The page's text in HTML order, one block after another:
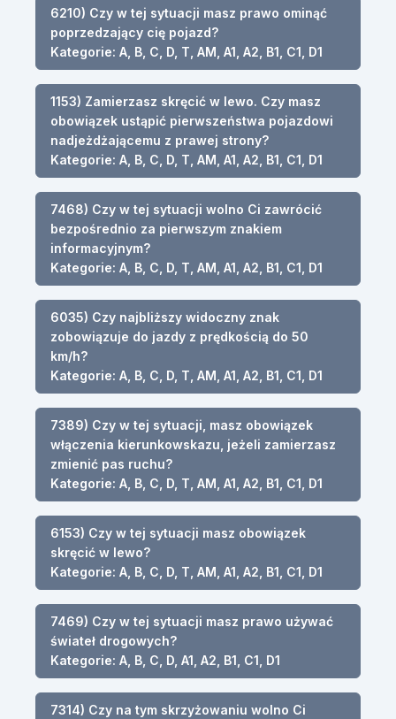
6210) Czy w tej sytuacji masz prawo ominąć
poprzedzający cię pojazd?
Kategorie: A, B, C, D, T, AM, A1, A2, B1, C1, D1
1153) Zamierzasz skręcić w lewo. Czy masz
obowiązek ustąpić pierwszeństwa pojazdowi
nadjeżdżającemu z prawej strony?
Kategorie: A, B, C, D, T, AM, A1, A2, B1, C1, D1
7468) Czy w tej sytuacji wolno Ci zawrócić
bezpośrednio za pierwszym znakiem
informacyjnym?
Kategorie: A, B, C, D, T, AM, A1, A2, B1, C1, D1
6035) Czy najbliższy widoczny znak
zobowiązuje do jazdy z prędkością do 50
km/h?
Kategorie: A, B, C, D, T, AM, A1, A2, B1, C1, D1
7389) Czy w tej sytuacji, masz obowiązek
włączenia kierunkowskazu, jeżeli zamierzasz
zmienić pas ruchu?
Kategorie: A, B, C, D, T, AM, A1, A2, B1, C1, D1
6153) Czy w tej sytuacji masz obowiązek
skręcić w lewo?
Kategorie: A, B, C, D, T, AM, A1, A2, B1, C1, D1
7469) Czy w tej sytuacji masz prawo używać
świateł drogowych?
Kategorie: A, B, C, D, A1, A2, B1, C1, D1
7314) Czy na tym skrzyżowaniu wolno Ci